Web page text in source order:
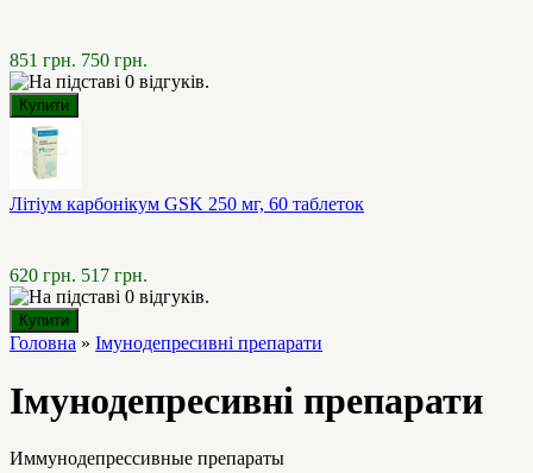
851 грн. 750 грн.
Літіум карбонікум GSK 250 мг, 60 таблеток
620 грн. 517 грн.
Головна » Імунодепресивні препарати
Імунодепресивні препарати
Иммунодепрессивные препараты